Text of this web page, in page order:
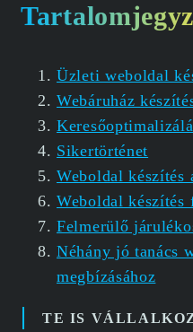
Üzleti weboldal
Webáruház
Sikertörténet
Weboldal készítés
Weboldal készítés
Felmerülő
Néhány jó tanács
megbízásához
TE IS